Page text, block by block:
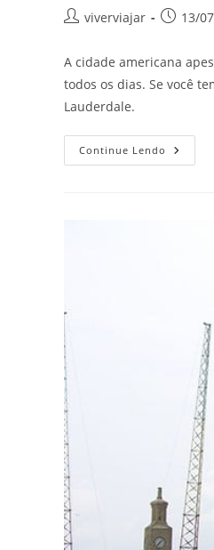
Autor
post:
viverviajar
Post13/
A cidade americana
todos os dias. Se você
Lauderdale.
Continue Lendo
Hotéis